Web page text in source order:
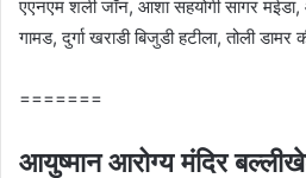
एएनएम शर्ली जॉन, आशा सहयोगी सागर मईडा,
गामड, दुर्गा खराडी बिजुडी हटीला, तोली डामर
=======
आयुष्मान आरोग्य मंदिर